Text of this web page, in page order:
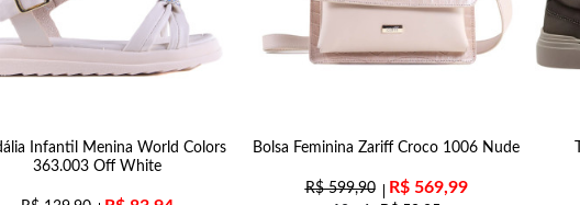
Infantil Menina World Colors
363.003 Off White
Bolsa Feminina Zariff Croco 1006 Nude
R$599,90 R$569,99